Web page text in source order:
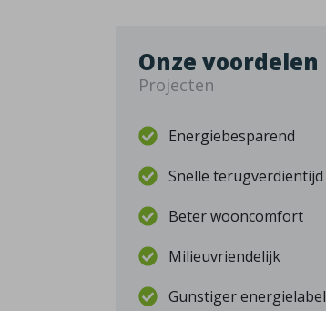
Onze voordelen
Projecten
Energiebesparend
Snelle terugverdientijd
Beter wooncomfort
Milieuvriendelijk
Gunstiger energielabel